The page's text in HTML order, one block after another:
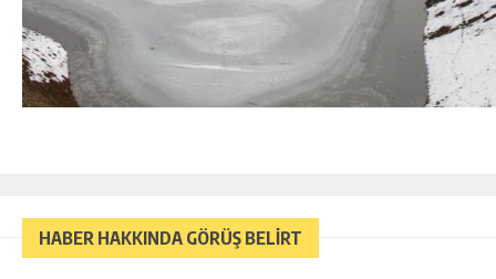
HABER HAKKINDA GÖRÜŞ BELİRT